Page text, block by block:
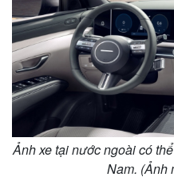
Kinh tế
Bất động sản
Khởi nghiệp
Ảnh xe tại nước ngoài có
Nam. (Ảnh